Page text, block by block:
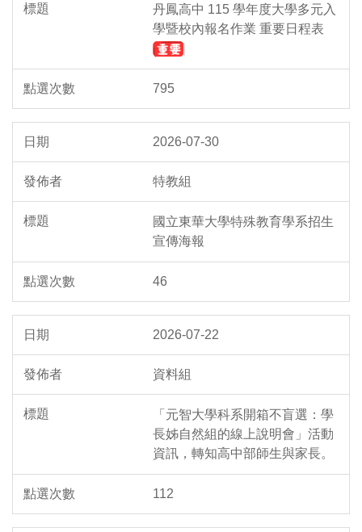
丹鳳高中 115 學年度大學多元入
學暨校內報名作業 重要日程表
795
2026-07-30
特教組
國立東華大學特殊教育學系招生
宣傳海報
46
2026-07-22
資料組
「元智大學科系開箱不盲選：學
長姊自然組的線上說明會」活動
資訊，轉知高中部師生與家長。
112